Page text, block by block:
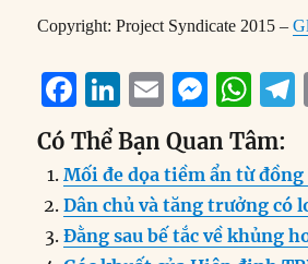
Copyright: Project Syndicate 2015 –
F
a
c
e
b
Li
n
k
e
d
E
m
ai
l
M
ss
e
n
W
h
at
s
A
Có Thể Bạn Quan Tâm:
Mối đe dọa tiềm ẩn từ
Dân chủ và tăng trưởng có
Đằng sau bế tắc về khủng